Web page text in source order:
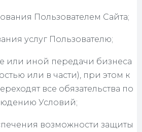
Пользователем Сайта;
услуг Пользователю;
или иной передачи бизнеса
или в части), при этом к
все обязательства по
Условий;
возможности защиты